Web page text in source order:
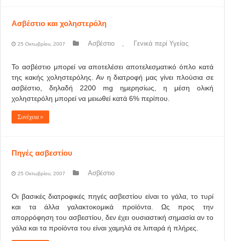
Ασβέστιο και χοληστερόλη
25 Οκτωβρίου, 2007 Ασβέστιο , Γενικά περί Υγείας
Το ασβέστιο μπορεί να αποτελέσει αποτελεσματικό όπλο κατά
της κακής χοληστερόλης. Αν η διατροφή μας γίνει πλούσια σε
ασβέστιο, δηλαδή 2200 mg ημερησίως, η μέση ολική
χοληστερόλη μπορεί να μειωθεί κατά 6% περίπου.
Συνέχεια »
Πηγές ασβεστίου
25 Οκτωβρίου, 2007 Ασβέστιο
Οι βασικές διατροφικές πηγές ασβεστίου είναι το γάλα, το τυρί
και τα άλλα γαλακτοκομικά προϊόντα. Ως προς την
απορρόφηση του ασβεστίου, δεν έχει ουσιαστική σημασία αν το
γάλα και τα προίόντα του είναι χαμηλά σε λιπαρά ή πλήρες.